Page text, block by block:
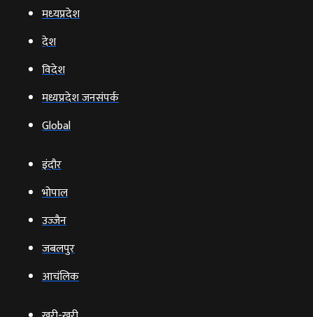
मध्‍यप्रदेश
देश
विदेश
मध्यप्रदेश जनसंपर्क
Global
इंदौर
भोपाल
उज्‍जैन
जबलपुर
आचंलिक